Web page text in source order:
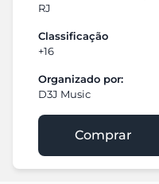
RJ
Classificação
+16
Organizado por:
D3J Music
Comprar